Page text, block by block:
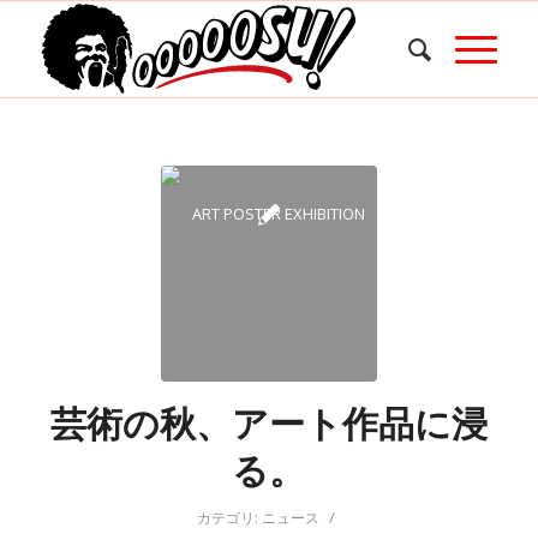
芸術の秋、アート作品に浸
る。
カテゴリ: ニュース /